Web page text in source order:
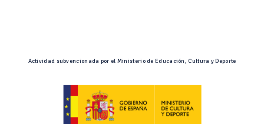
Actividad subvencionada por el Ministerio de Educación, Cultura y Deporte